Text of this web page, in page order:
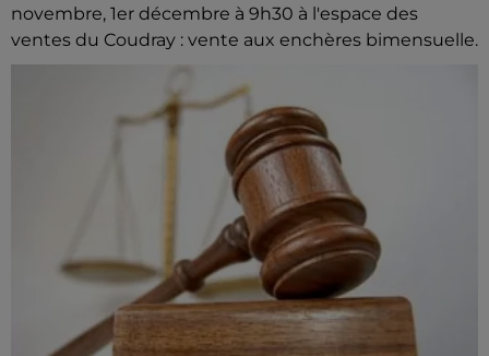
novembre, 1er décembre à 9h30 à l'espace des
ventes du Coudray : vente aux enchères bimensuelle.